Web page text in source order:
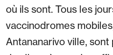
où ils sont. Tous les
vaccinodromes
Antananarivo ville,